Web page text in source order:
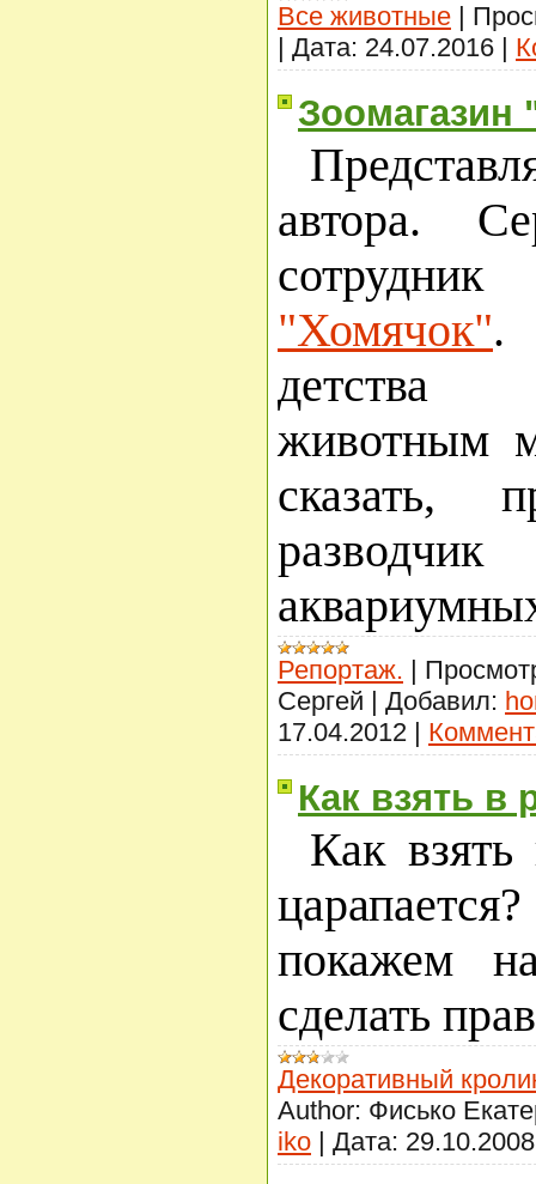
Все животные
Дата: 24.07.2016
Зоомагазин
автора.
"Хомячок".
детства
животным
сказать,
Репортаж. |
Сергей | Добавил:
17.04.2012 |
Как взять в
Как
покажем
сделать
Декоративный
Author: Фисько
iko | Дата: 29.10.2008